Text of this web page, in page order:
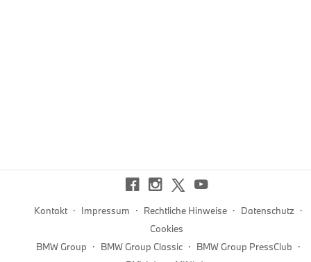
Kontakt · Impressum · Rechtliche Hinweise · Datenschutz ·
Cookies
BMW Group · BMW Group Classic · BMW Group PressClub ·